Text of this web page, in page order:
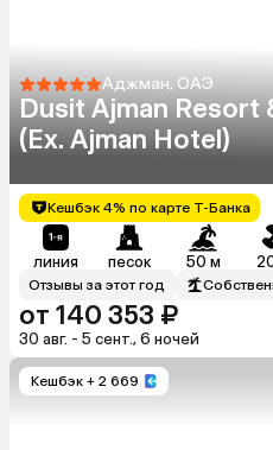
Аджман, ОАЭ
Dusit Ajman Resort
(Ex. Ajman Hotel)
Кешбэк 4% по карте Т-Банка
линия песок 50 м
Отзывы за этот год
от 140 353 ₽
30 авг. - 5 сент., 6 ночей
Кешбэк + 2 669